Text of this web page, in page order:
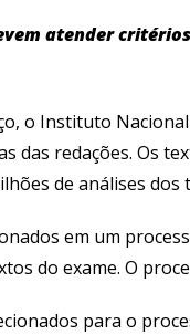
atender
o Instituto
das redações. Os
de análises
em um
do exame. O
para o